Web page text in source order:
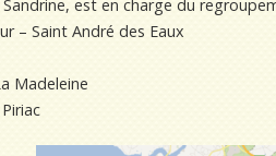
est en charge du
– Saint André des Eaux
Madeleine